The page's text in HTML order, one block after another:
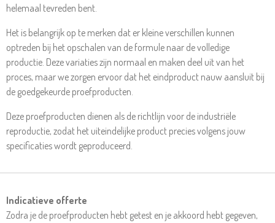
helemaal tevreden bent.
Het is belangrijk op te merken dat er kleine verschillen kunnen
optreden bij het opschalen van de formule naar de volledige
productie. Deze variaties zijn normaal en maken deel uit van het
proces, maar we zorgen ervoor dat het eindproduct nauw aansluit bij
de goedgekeurde proefproducten.
Deze proefproducten dienen als de richtlijn voor de industriële
reproductie, zodat het uiteindelijke product precies volgens jouw
specificaties wordt geproduceerd.
Indicatieve offerte
Zodra je de proefproducten hebt getest en je akkoord hebt gegeven,